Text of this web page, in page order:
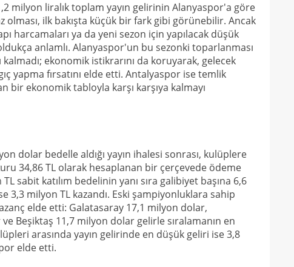
milyon liralık toplam yayın gelirinin Alanyaspor'a göre
olması, ilk bakışta küçük bir fark gibi görünebilir. Ancak
harcamaları ya da yeni sezon için yapılacak düşük
anlamlı. Alanyaspor'un bu sezonki toparlanması
kalmadı; ekonomik istikrarını da koruyarak, gelecek
yapma fırsatını elde etti. Antalyaspor ise temlik
bir ekonomik tabloyla karşı karşıya kalmayı
dolar bedelle aldığı yayın ihalesi sonrası, kulüplere
34,86 TL olarak hesaplanan bir çerçevede ödeme
sabit katılım bedelinin yanı sıra galibiyet başına 6,6
3,3 milyon TL kazandı. Eski şampiyonluklara sahip
elde etti: Galatasaray 17,1 milyon dolar,
Beşiktaş 11,7 milyon dolar gelirle sıralamanın en
arasında yayın gelirinde en düşük geliri ise 3,8
elde etti.